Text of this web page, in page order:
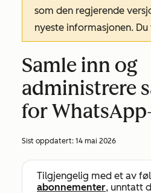
som den regjerende
nyeste informasjonen. Du
Samle inn og
administrere
for
Sist oppdatert: 14 mai 2026
Tilgjengelig med et av
abonnementer, unntatt